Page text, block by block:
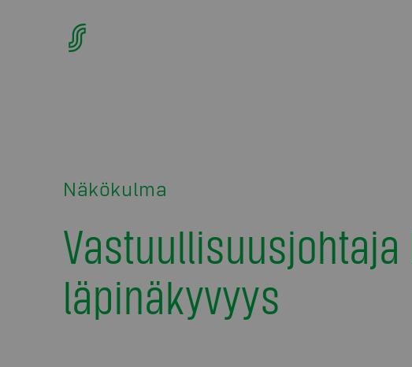
Näkökulma
Vastuullisuusjohtaja
läpinäkyvyys